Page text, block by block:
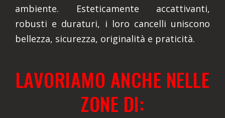
ambiente. Esteticamente accattivanti,
robusti e duraturi, i loro cancelli uniscono
bellezza, sicurezza, originalità e praticità.
LAVORIAMO ANCHE NELLE
ZONE DI: